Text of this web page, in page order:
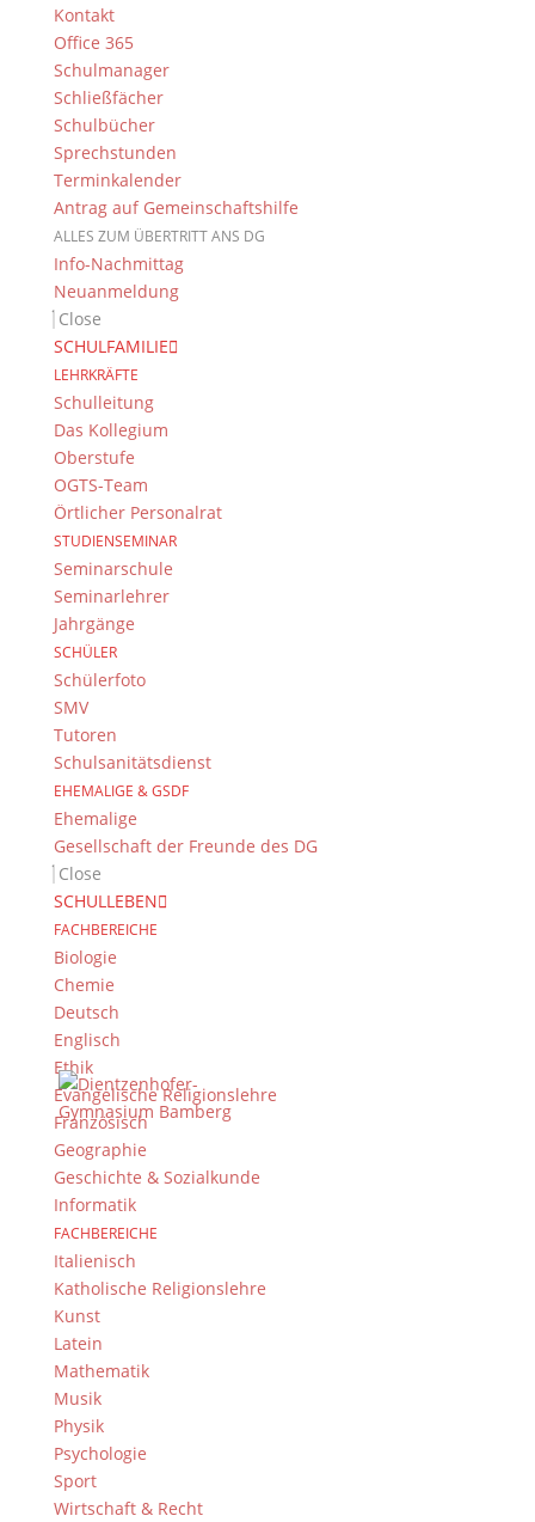
Kontakt
Office 365
Schulmanager
Schließfächer
Schulbücher
Sprechstunden
Terminkalender
Antrag auf Gemeinschaftshilfe
ALLES ZUM ÜBERTRITT ANS DG
Info-Nachmittag
Neuanmeldung
Close
SCHULFAMILIE
LEHRKRÄFTE
Schulleitung
Das Kollegium
Oberstufe
OGTS-Team
Örtlicher Personalrat
STUDIENSEMINAR
Seminarschule
Seminarlehrer
Jahrgänge
SCHÜLER
Schülerfoto
SMV
Tutoren
Schulsanitätsdienst
EHEMALIGE & GSDF
Ehemalige
Gesellschaft der Freunde des DG
Close
SCHULLEBEN
FACHBEREICHE
Biologie
Chemie
Deutsch
Englisch
Ethik
Evangelische Religionslehre
Französisch
Geographie
Geschichte & Sozialkunde
Informatik
FACHBEREICHE
Italienisch
Katholische Religionslehre
Kunst
Latein
Mathematik
Musik
Physik
Psychologie
Sport
Wirtschaft & Recht
Puzzle-Teile gestaltet, die dann zu
einem große, eben vernetzten Biotop
zusammengefügt wurden.
Catja Bier, Markus Christian und
Johannes Först sowie das Biologie-
Seminar
Suche
Newsarchiv
Newsarchiv
Das DG
Dientzenhofer-Gymnasium Bamberg
Feldkirchenstr. 20-22
96052 Bamberg
Tel.: +49 (0) 951 93 23 90
Fax.: +49 (0) 951 93 23 92 0
E-Mail:dg@stadt.bamberg.de
Kontakt & Ansprechpartner
Senden Sie uns Ihre Nachricht.
Impressum & Datenschutz
Impressum
Datenschutzerklärung
Kontakt
© 2015-2022, Dientzenhofer-Gymnasium Bamberg
Immer Aktuell
Bleiben Sie immer auf dem neusten Stand und
folgen Sie uns auf Twitter
Folgen Sie dem
Kontakt Webteam
Kontaktieren Sie das Webteam